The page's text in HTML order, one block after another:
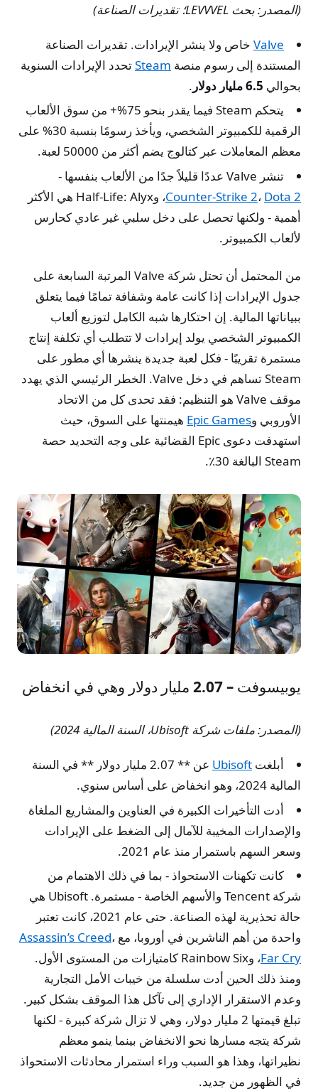
(المصدر: بحث LEVVVEL؛ تقديرات الصناعة)
Valve خاص ولا ينشر الإيرادات. تقديرات الصناعة
المستندة إلى رسوم منصة Steamتحدد الإيرادات السنوية
بحوالي 6.5 مليار دولار
.
يتحكم Steam فيما يقدر بنحو 75%+ من سوق الألعاب
الرقمية للكمبيوتر الشخصي، ويأخذ رسومًا بنسبة 30% على
معظم المعاملات عبر كتالوج يضم أكثر من 50000 لعبة.
تنشر Valve عددًا قليلاً جدًا من الألعاب بنفسها -
Counter-Strike 2، Dota 2
، وHalf-Life: Alyx هي الأكثر
أهمية - ولكنها تحصل على دخل سلبي غير عادي كحارس
لألعاب الكمبيوتر.
من المحتمل أن تحتل شركة Valve المرتبة السابعة على
جدول الإيرادات إذا كانت عامة وشفافة تمامًا فيما يتعلق
ببياناتها المالية. إن احتكارها شبه الكامل لتوزيع ألعاب
الكمبيوتر الشخصي يولد إيرادات لا تتطلب أي تكلفة إنتاج
مستمرة تقريبًا - فكل لعبة جديدة ينشرها أي مطور على
Steam تساهم في دخل Valve. الخطر الرئيسي الذي يهدد
موقف Valve هو التنظيم: فقد تحدى كل من الاتحاد
الأوروبي وEpic Games هيمنتها على السوق، حيث
استهدفت دعوى Epic القضائية على وجه التحديد حصة
Steam البالغة 30٪.
يوبيسوفت – 2.07 مليار دولار وهي في انخفاض
(المصدر: ملفات شركة Ubisoft، السنة المالية 2024)
أبلغت Ubisoft
عن ** 2.07 مليار دولار ** في السنة
المالية 2024، وهو انخفاض على أساس سنوي.
أدت التأخيرات الكبيرة في العناوين والمشاريع الملغاة
والإصدارات المخيبة للآمال إلى الضغط على الإيرادات
وسعر السهم باستمرار منذ عام 2021.
كانت تكهنات الاستحواذ - بما في ذلك الاهتمام من
شركة Tencent والأسهم الخاصة - مستمرة. Ubisoft هي
حالة تحذيرية لهذه الصناعة. حتى عام 2021، كانت تعتبر
واحدة من أهم الناشرين في أوروبا، مع Assassin’s Creed،
Far Cry
، وRainbow Six كامتيازات من المستوى الأول.
ومنذ ذلك الحين أدت سلسلة من خيبات الأمل التجارية
وعدم الاستقرار الإداري إلى تآكل هذا الموقف بشكل كبير.
تبلغ قيمتها 2 مليار دولار، وهي لا تزال شركة كبيرة - لكنها
شركة يتجه مسارها نحو الانخفاض بينما ينمو معظم
نظيراتها، وهذا هو السبب وراء استمرار محادثات الاستحواذ
في الظهور من جديد.